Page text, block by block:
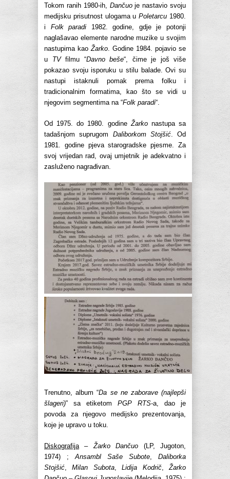
Tokom ranih 1980-ih, Dančuoje nastavio svoju
medijsku prisutnost ulogama uPoletarcu 1980.
i Folk paradi 1982. godine, gdje je potonji
naglašavao elemente narodne muzike u svojim
nastupima kao Žarko . Godine 1984. pojavio se
u TVfilmu “Davno beše“, čime je još više
pokazao svoju isporuku u stilu balade. Ovi su
nastupi istaknuli pomak prema folku i
tradicionalnim formatima, kao što se vidi u
njegovim segmentima na “Folk paradi“.
Od 1975. do 1980. godine Žarkonastupa sa
tadašnjom suprugom Daliborkom Stojšić. Od
1981. godine pjeva starogradske pjesme. Za
svoj vrijedan rad, ovaj umjetnik je adekvatno i
zasluženo nagrađivan.
Trenutno, album “Da se ne zaborave (najlepši
šlageri)” sa etiketom PGP RTS-a, dao je
povoda za njegovo medijsko prezentovanja,
koje je upravo u toku.
Diskografija – Žarko Dančuo (LP, Jugoton,
1974) ; Ansambl Saše Subote
Daliborka
Stojšić ,Milan Subota,Lidija Kodrič,Žarko